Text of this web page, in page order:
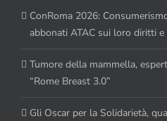
ConRoma 2026:
abbonati ATAC sui loro diritti
Tumore della mammella,
“Rome Breast 3.0”
Gli Oscar per la Solidarietà,